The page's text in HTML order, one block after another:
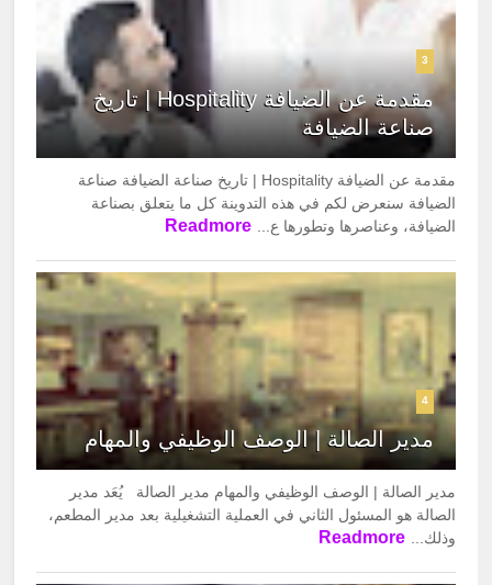
3
مقدمة عن الضيافة Hospitality | تاريخ
صناعة الضيافة
مقدمة عن الضيافة Hospitality | تاريخ صناعة الضيافة صناعة
الضيافة سنعرض لكم في هذه التدوينة كل ما يتعلق بصناعة
الضيافة، وعناصرها وتطورها ع... Readmore
4
مدير الصالة | الوصف الوظيفي والمهام
مدير الصالة | الوصف الوظيفي والمهام مدير الصالة يُعَد مدير
الصالة هو المسئول الثاني في العملية التشغيلية بعد مدير المطعم،
وذلك... Readmore